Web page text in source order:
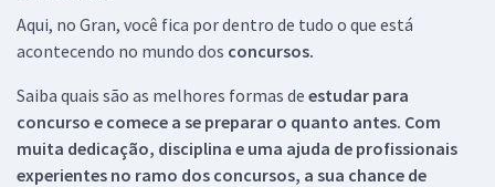
Aqui, no Gran, você fica por dentro de tudo o que está
acontecendo no mundo dos concursos.
Saiba quais são as melhores formas de estudar para
concurso e comece a se preparar o quanto antes. Com
muita dedicação, disciplina e uma ajuda de profissionais
experientes no ramo dos concursos, a sua chance de